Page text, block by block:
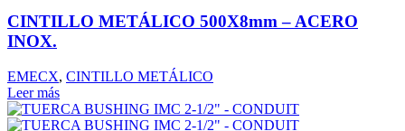
CINTILLO METÁLICO 500X8mm – ACERO
INOX.
EMECX, CINTILLO METÁLICO
Leer más